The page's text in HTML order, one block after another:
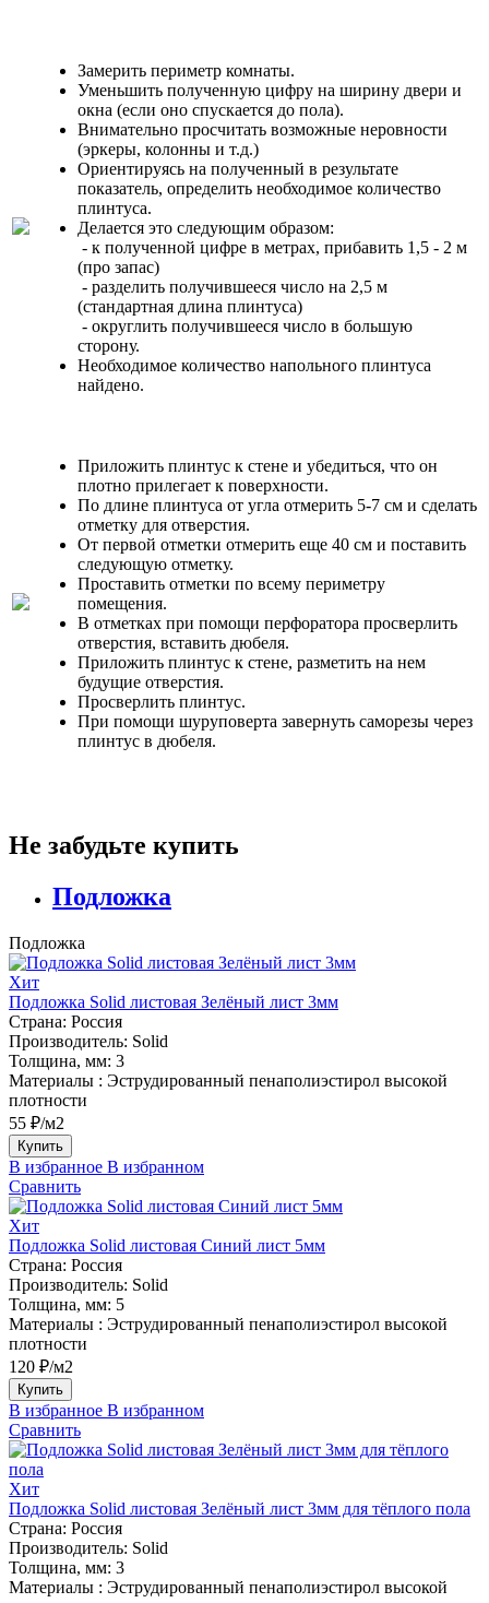
Замерить периметр комнаты.
Уменьшить полученную цифру на ширину двери и
окна (если оно спускается до пола).
Внимательно просчитать возможные неровности
(эркеры, колонны и т.д.)
Ориентируясь на полученный в результате
показатель, определить необходимое количество
плинтуса.
Делается это следующим образом:
- к полученной цифре в метрах, прибавить 1,5 - 2 м
(про запас)
- разделить получившееся число на 2,5 м
(стандартная длина плинтуса)
- округлить получившееся число в большую
сторону.
Необходимое количество напольного плинтуса
найдено.
Приложить плинтус к стене и убедиться, что он
плотно прилегает к поверхности.
По длине плинтуса от угла отмерить 5-7 см и сделать
отметку для отверстия.
От первой отметки отмерить еще 40 см и поставить
следующую отметку.
Проставить отметки по всему периметру
помещения.
В отметках при помощи перфоратора просверлить
отверстия, вставить дюбеля.
Приложить плинтус к стене, разметить на нем
будущие отверстия.
Просверлить плинтус.
При помощи шуруповерта завернуть саморезы через
плинтус в дюбеля.
Не забудьте купить
Подложка
Подложка
Хит
Подложка Solid листовая Зелёный лист 3мм
Страна: Россия
Производитель: Solid
Толщина, мм: 3
Материалы : Эструдированный пенаполиэстирол высокой
плотности
55 ₽/м2
Купить
В избранное В избранном
Сравнить
Хит
Подложка Solid листовая Синий лист 5мм
Страна: Россия
Производитель: Solid
Толщина, мм: 5
Материалы : Эструдированный пенаполиэстирол высокой
плотности
120 ₽/м2
Купить
В избранное В избранном
Сравнить
Хит
Подложка Solid листовая Зелёный лист 3мм для тёплого пола
Страна: Россия
Производитель: Solid
Толщина, мм: 3
Материалы : Эструдированный пенаполиэстирол высокой